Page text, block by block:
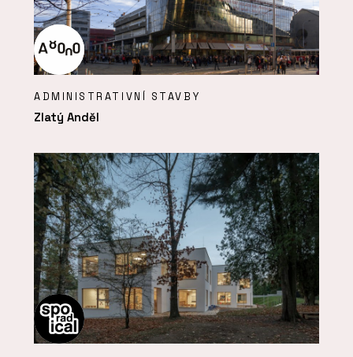
ADMINISTRATIVNÍ STAVBY
Zlatý Anděl